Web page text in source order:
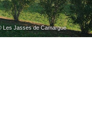
Les Jasses de Camargue